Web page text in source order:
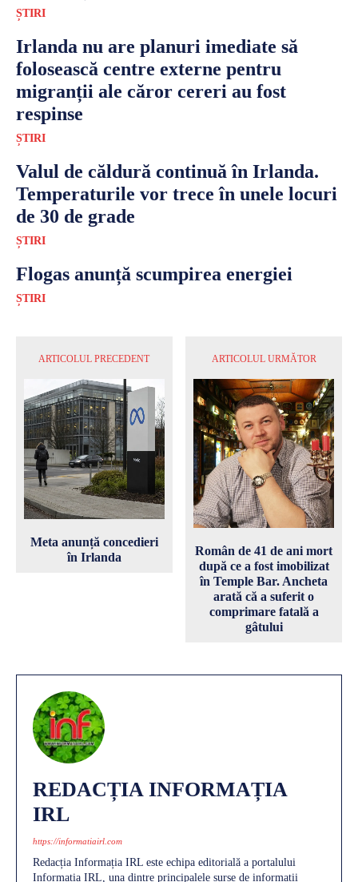
ȘTIRI
Irlanda nu are planuri imediate să
folosească centre externe pentru
migranții ale căror cereri au fost
respinse
ȘTIRI
Valul de căldură continuă în Irlanda.
Temperaturile vor trece în unele locuri
de 30 de grade
ȘTIRI
Flogas anunță scumpirea energiei
ȘTIRI
ARTICOLUL PRECEDENT
Meta anunță concedieri
în Irlanda
ARTICOLUL URMĂTOR
Român de 41 de ani mort
după ce a fost imobilizat
în Temple Bar. Ancheta
arată că a suferit o
comprimare fatală a
gâtului
REDACȚIA INFORMAȚIA
IRL
https://informatiairl.com
Redacția Informația IRL este echipa editorială a portalului
Informația IRL, una dintre principalele surse de informații